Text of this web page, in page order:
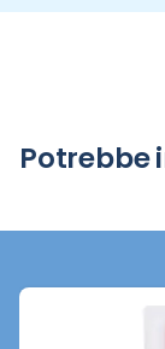
Potrebbe